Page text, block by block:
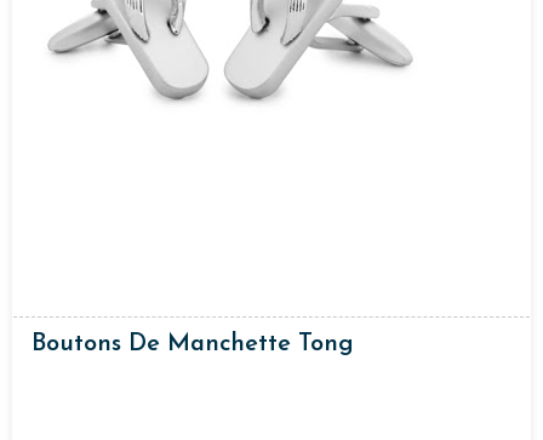
Boutons De Manchette Tong